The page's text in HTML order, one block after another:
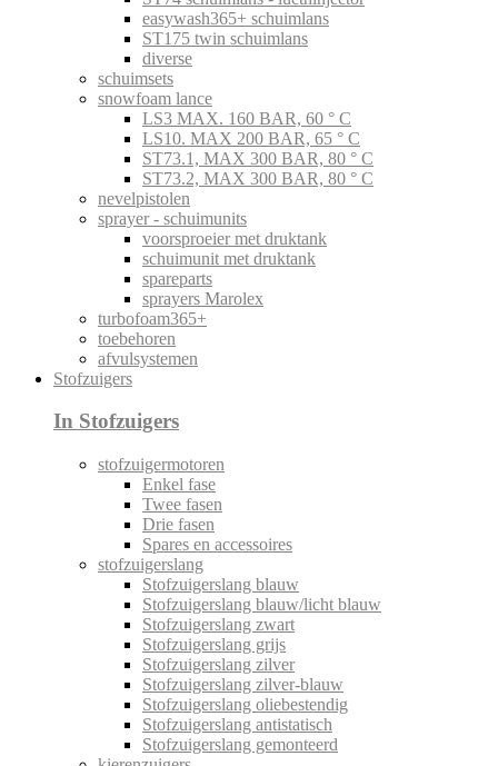
easywash365+ schuimlans
ST175 twin schuimlans
diverse
schuimsets
snowfoam lance
LS3 MAX. 160 BAR, 60 ° C
LS10. MAX 200 BAR, 65 ° C
ST73.1, MAX 300 BAR, 80 ° C
ST73.2, MAX 300 BAR, 80 ° C
nevelpistolen
sprayer - schuimunits
voorsproeier met druktank
schuimunit met druktank
spareparts
sprayers Marolex
turbofoam365+
toebehoren
afvulsystemen
Stofzuigers
In Stofzuigers
stofzuigermotoren
Enkel fase
Twee fasen
Drie fasen
Spares en accessoires
stofzuigerslang
Stofzuigerslang blauw
Stofzuigerslang blauw/licht blauw
Stofzuigerslang zwart
Stofzuigerslang grijs
Stofzuigerslang zilver
Stofzuigerslang zilver-blauw
Stofzuigerslang oliebestendig
Stofzuigerslang antistatisch
Stofzuigerslang gemonteerd